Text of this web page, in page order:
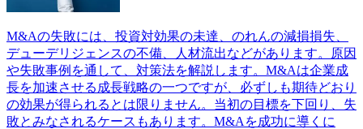
M&Aの失敗には、投資対効果の未達、のれんの減損損失、
デューデリジェンスの不備、人材流出などがあります。原因
や失敗事例を通して、対策法を解説します。M&Aは企業成
長を加速させる成長戦略の一つですが、必ずしも期待どおり
の効果が得られるとは限りません。当初の目標を下回り、失
敗とみなされるケースもあります。M&Aを成功に導くに